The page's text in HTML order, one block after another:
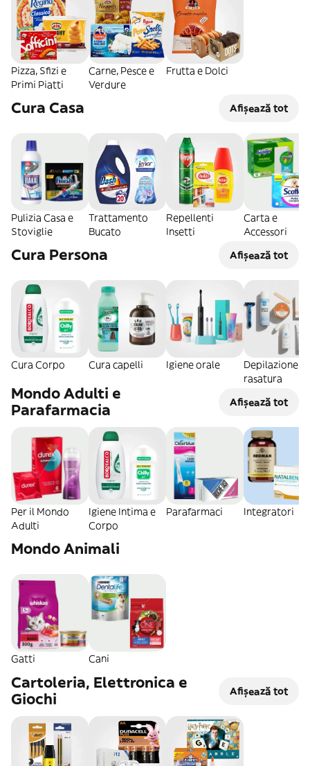
Pizza, Sfizi e
Primi Piatti
Carne, Pesce e
Verdure
Frutta e Dolci
Cura Casa Afișează tot
Pulizia Casa e
Stoviglie
Trattamento
Bucato
Repellenti
Insetti
Carta e
Accessori
Cura Persona Afișează tot
Cura Corpo Cura capelli Igiene orale
Depilazione e
rasatura
Mondo Adulti e
Parafarmacia
Afișează tot
Per il Mondo
Adulti
Igiene Intima e
Corpo
Parafarmaci Integratori
Mondo Animali
Gatti Cani
Cartoleria, Elettronica e
Giochi
Afișează tot